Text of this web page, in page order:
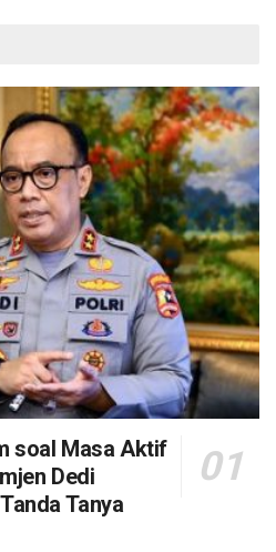
soal Masa Aktif
Dedi
Tanya